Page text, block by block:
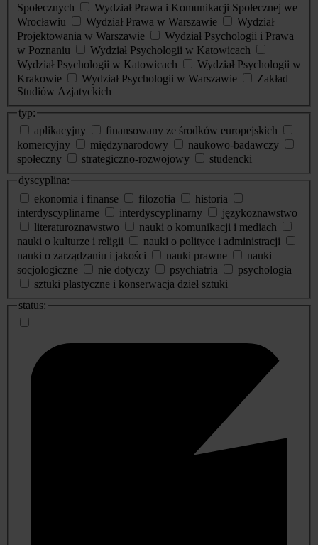
Społecznych
Wydział Prawa i Komunikacji Społecznej we
Wrocławiu
Wydział Prawa w Warszawie
Wydział
Projektowania w Warszawie
Wydział Psychologii i Prawa
w Poznaniu
Wydział Psychologii w Katowicach
Wydział Psychologii w Katowicach
Wydział Psychologii w
Krakowie
Wydział Psychologii w Warszawie
Zakład
Studiów Azjatyckich
typ:
aplikacyjny
finansowany ze środków europejskich
komercyjny
międzynarodowy
naukowo-badawczy
społeczny
strategiczno-rozwojowy
studencki
dyscyplina:
ekonomia i finanse
filozofia
historia
interdyscyplinarne
interdyscyplinarny
językoznawstwo
literaturoznawstwo
nauki o komunikacji i mediach
nauki o kulturze i religii
nauki o polityce i administracji
nauki o zarządzaniu i jakości
nauki prawne
nauki
socjologiczne
nie dotyczy psychiatria
psychologia
sztuki plastyczne i konserwacja dzieł sztuki
status: